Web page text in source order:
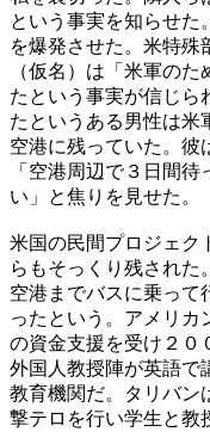
という事実を知らせた
を爆発させた。米特殊
（仮名）は「米軍の
たという事実が信じら
たというある男性は米
空港に残っていた。彼
「空港周辺で３日間
い」と焦りを見せた。
米国の民間プロジェク
らもそっくり残された
空港までバスに乗って
ったという。アメリカ
の資金支援を受け２０
外国人教授陣が英語で
教育機関だ。タリバン
撃テロを行い学生と教